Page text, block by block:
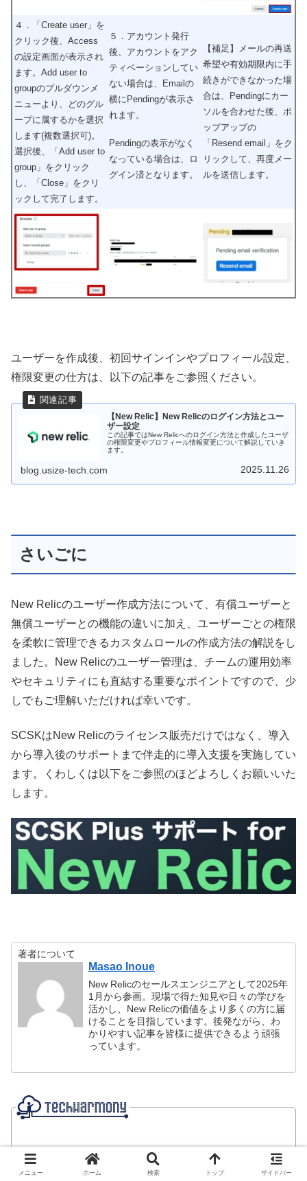
４．「Create user」を
クリック後、Access
の設定画面が表示され
ます。Add user to
groupのプルダウンメ
ニューより、どのグル
ープに属するかを選択
します(複数選択可)。
選択後、「Add user to
group」をクリック
し、「Close」をクリ
ックして完了します。
５．アカウント発行
後、アカウントをアク
ティベーションしてい
ない場合は、Emailの
横にPendingが表示さ
れます。
Pendingの表示がなく
なっている場合は、ロ
グイン済となります。
【補足】メールの再送
希望や有効期限内に手
続きができなかった場
合は、Pendingにカー
ソルを合わせた後、ポ
ップアップの
「Resend email」をク
リックして、再度メー
ルを送信します。
ユーザーを作成後、初回サインインやプロフィール設定、
権限変更の仕方は、以下の記事をご参照ください。
【New Relic】New Relicのログイン方法とユー
ザー設定
この記事ではNew Relicへのログイン方法と作成したユーザ
の権限変更やプロフィール情報変更について解説していき
ます。
blog.usize-tech.com 2025.11.26
さいごに
New Relicのユーザー作成方法について、有償ユーザーと
無償ユーザーとの機能の違いに加え、ユーザーごとの権限
を柔軟に管理できるカスタムロールの作成方法の解説をし
ました。New Relicのユーザー管理は、チームの運用効率
やセキュリティにも直結する重要なポイントですので、少
しでもご理解いただければ幸いです。
SCSKはNew Relicのライセンス販売だけではなく、導入
から導入後のサポートまで伴走的に導入支援を実施してい
ます。くわしくは以下をご参照のほどよろしくお願いいた
します。
著者について
Masao Inoue
New Relicのセールスエンジニアとして2025年
1月から参画。現場で得た知見や日々の学びを
活かし、New Relicの価値をより多くの方に届
けることを目指しています。後発ながら、わ
かりやすい記事を皆様に提供できるよう頑張
っています。
クラウドに強い によ
メニュー ホーム 検索 トップ サイドバー